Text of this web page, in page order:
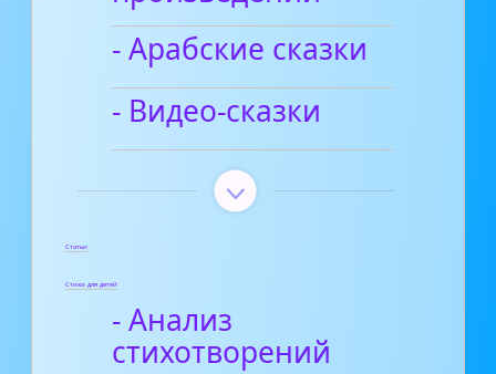
- Арабские сказки
- Видео-сказки
Статьи
Стихи для детей
- Анализ
стихотворений